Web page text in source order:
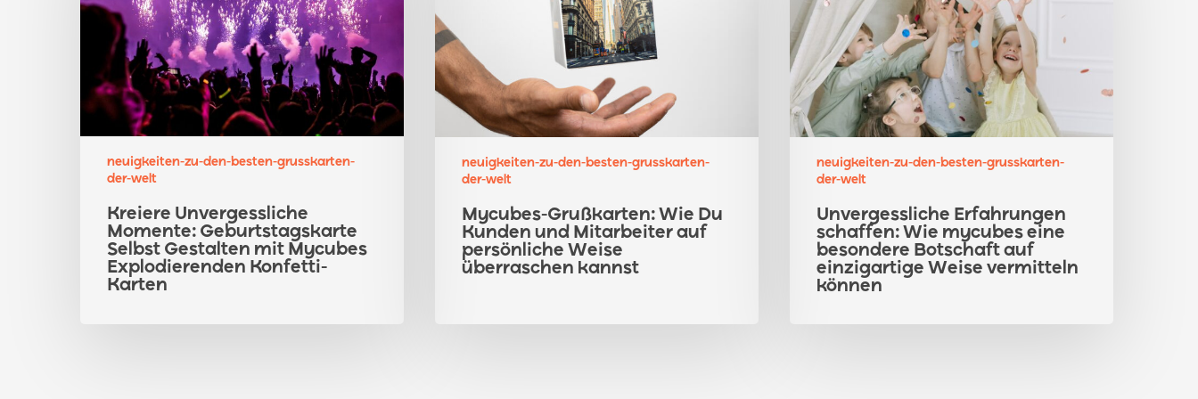
neuigkeiten-zu-den-besten-grusskarten-
der-welt
Selbst
Gestalten
Mycubes
Explodierenden
Konfetti-
Karten
Kreiere Unvergessliche
Momente: Geburtstagskarte
Selbst Gestalten mit Mycubes
Explodierenden Konfetti-
Karten
neuigkeiten-zu-den-besten-grusskarten-
der-welt
Kunden
und
Mitarbeiter
auf
persönliche
Weise
überraschen
kannst
Mycubes-Grußkarten: Wie Du
Kunden und Mitarbeiter auf
persönliche Weise
überraschen kannst
neuigkeiten-zu-den-besten-grusskarten-
der-welt
mycubes
eine
besondere
Botschaft
auf
einzigartige
Weise
vermitteln
könnenUnvergessliche Erfahrungen
schaffen: Wie mycubes eine
besondere Botschaft auf
einzigartige Weise vermitteln
können